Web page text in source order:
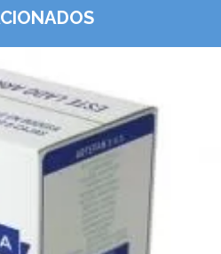
más
SAS
Piso 35-36 Bogotá-